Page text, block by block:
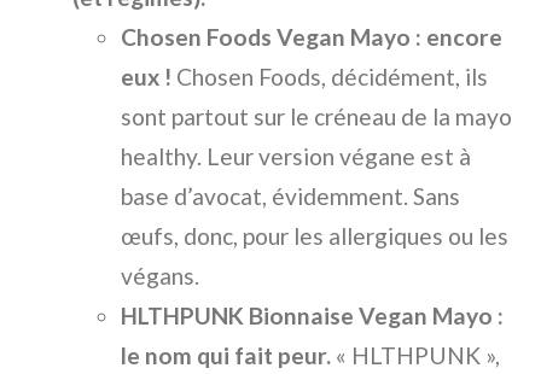
Chosen Foods Vegan Mayo : encore
eux ! Chosen Foods, décidément, ils
sont partout sur le créneau de la mayo
healthy. Leur version végane est à
base d’avocat, évidemment. Sans
œufs, donc, pour les allergiques ou les
végans.
HLTHPUNK Bionnaise Vegan Mayo :
le nom qui fait peur. « HLTHPUNK »,